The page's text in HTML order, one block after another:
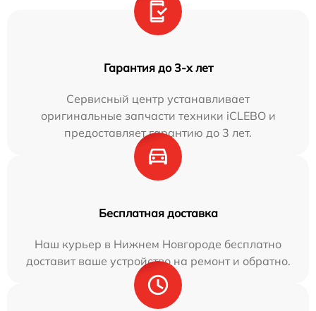
Гарантия до 3-х лет
Сервисный центр устанавливает
оригинальные запчасти техники iCLEBO и
предоставляет гарантию до 3 лет.
Бесплатная доставка
Наш курьер в Нижнем Новгороде бесплатно
доставит ваше устройство на ремонт и обратно.